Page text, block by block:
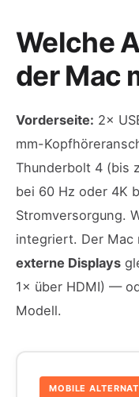
Welche
der Mac
Vorderseite: 2×
mm-
Thunderbolt 4 (bis
bei 60 Hz oder 4K
Stromversorgung.
integriert. Der Mac
externe Displays
1× über HDMI) —
Modell.
MOBILE